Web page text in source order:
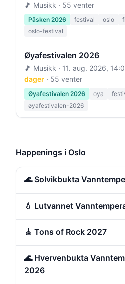
🎵 Musikk · 55 venter
Påsken 2026 festival oslo
oslo-festival
Øyafestivalen 2026
🎵 Musikk · 11. aug. 2026,
dager · 55 venter
Øyafestivalen 2026 oya
øyafestivalen-2026
Happenings i Oslo
🌊 Solvikbukta
💧 Lutvannet
🎸 Tons of Rock 2027
🌊 Hvervenbukta
2026